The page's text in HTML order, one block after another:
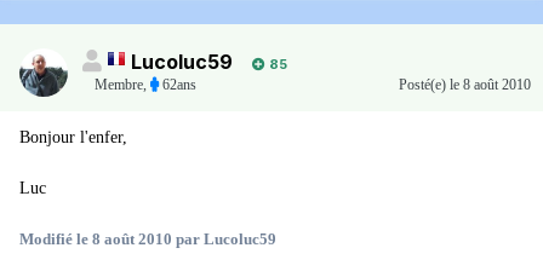
Lucoluc59
85
Membre
62ans Posté(e) le 8 août 2010
Bonjour l'enfer,
Luc
Modifié le 8 août 2010 par Lucoluc59